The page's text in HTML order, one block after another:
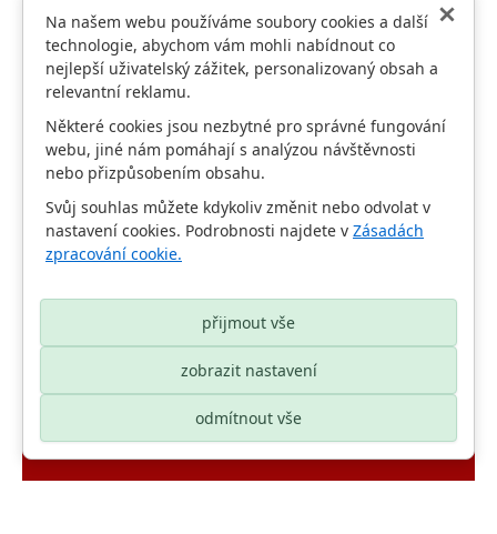
Pizza feferonová (tomaty, šunka, sýr, feferony) 30
cm
Americká pizza se salámem a šunkou (tomaty,
šunka, salám, rajčata, papriky, olivy) 30 cm
Pizza s klobásou (tomaty,chorizo klobása,
a dalších více než 40 druhů pizzy, které si můžete
objednat na našemrozvozu
Home
Na našem webu používáme soubory cookies a další
technologie, abychom vám mohli nabídnout co
nejlepší uživatelský zážitek, personalizovaný obsah a
relevantní reklamu.
Některé cookies jsou nezbytné pro správné fungování
webu, jiné nám pomáhají s analýzou návštěvnosti
nebo přizpůsobením obsahu.
Svůj souhlas můžete kdykoliv změnit nebo odvolat v
nastavení cookies. Podrobnosti najdete v Zásadách
zpracování cookie.
přijmout vše
zobrazit nastavení
odmítnout vše